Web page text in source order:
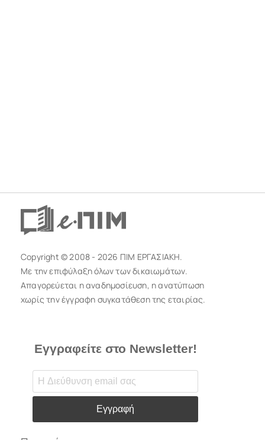
Copyright © 2008 - 2026 ΠΙΜ ΕΡΓΑΣΙΑΚΗ.
Με την επιφύλαξη όλων των δικαιωμάτων.
Απαγορεύεται η αναδημοσίευση, η ανατύπωση
χωρίς την έγγραφη συγκατάθεση της εταιρίας.
Εγγραφείτε στο Newsletter!
Εγγραφή